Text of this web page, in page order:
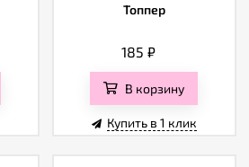
Топпер
185₽
В корзину
Купить в 1 клик